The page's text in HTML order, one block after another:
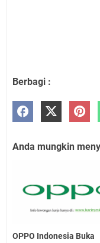
Berbagi :
Anda mungkin
OPPO Indonesia Buka